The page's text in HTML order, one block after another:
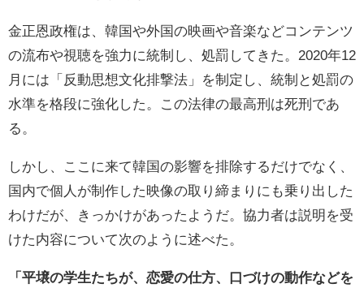
金正恩政権は、韓国や外国の映画や音楽などコンテンツ
の流布や視聴を強力に統制し、処罰してきた。2020年12
月には「反動思想文化排撃法」を制定し、統制と処罰の
水準を格段に強化した。この法律の最高刑は死刑であ
る。
しかし、ここに来て韓国の影響を排除するだけでなく、
国内で個人が制作した映像の取り締まりにも乗り出した
わけだが、きっかけがあったようだ。協力者は説明を受
けた内容について次のように述べた。
「平壌の学生たちが、恋愛の仕方、口づけの動作などを